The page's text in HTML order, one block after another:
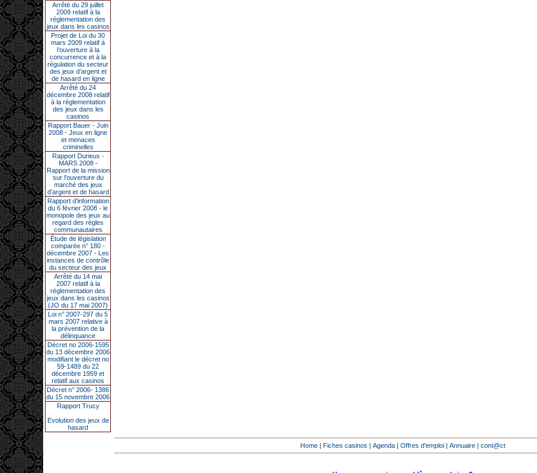
Arrêté du 29 juillet
2009 relatif à la
réglementation des
jeux dans les casinos
Projet de Loi du 30
mars 2009 relatif à
l’ouverture à la
concurrence et à la
régulation du secteur
des jeux d’argent et
de hasard en ligne
Arrêté du 24
décembre 2008 relatif
à la réglementation
des jeux dans les
casinos
Rapport Bauer - Juin
2008 - Jeux en ligne
et menaces
criminelles
Rapport Durieux -
MARS 2008 -
Rapport de la mission
sur l’ouverture du
marché des jeux
d’argent et de hasard
Rapport d'information
du 6 février 2008 - le
monopole des jeux au
regard des règles
communautaires
Étude de législation
comparée n° 180 -
décembre 2007 - Les
instances de contrôle
du secteur des jeux
Arrêté du 14 mai
2007 relatif à la
réglementation des
jeux dans les casinos
(JO du 17 mai 2007)
Loi n° 2007-297 du 5
mars 2007 relative à
la prévention de la
délinquance
Décret no 2006-1595
du 13 décembre 2006
modifiant le décret no
59-1489 du 22
décembre 1959 et
relatif aux casinos
Décret n° 2006- 1386
du 15 novembre 2006
Rapport Trucy
Evolution des jeux de
hasard
Home | Fiches casinos | Agenda | Offres d'emploi | Annuaire | cont@ct